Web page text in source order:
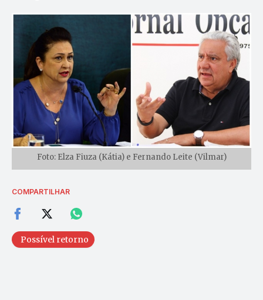
Foto: Elza Fiuza (Kátia) e Fernando Leite (Vilmar)
COMPARTILHAR
Possível retorno